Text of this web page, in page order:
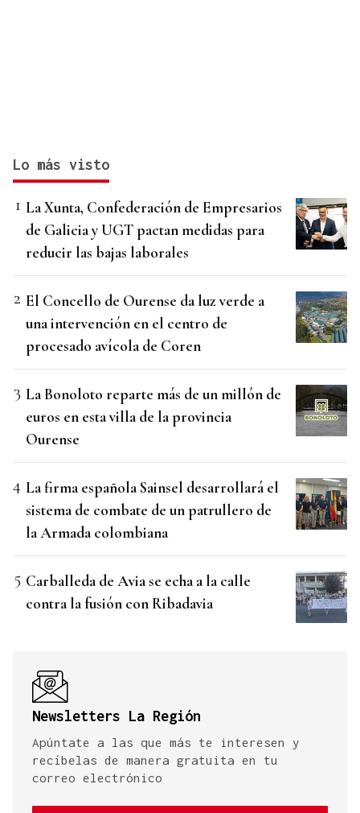
Lo más visto
La Xunta, Confederación de Empresarios
de Galicia y UGT pactan medidas para
reducir las bajas laborales
El Concello de Ourense da luz verde a
una intervención en el centro de
procesado avícola de Coren
La Bonoloto reparte más de un millón de
euros en esta villa de la provincia
Ourense
La firma española Sainsel desarrollará el
sistema de combate de un patrullero de
la Armada colombiana
Carballeda de Avia se echa a la calle
contra la fusión con Ribadavia
Newsletters La Región
Apúntate a las que más te interesen y
recíbelas de manera gratuita en tu
correo electrónico